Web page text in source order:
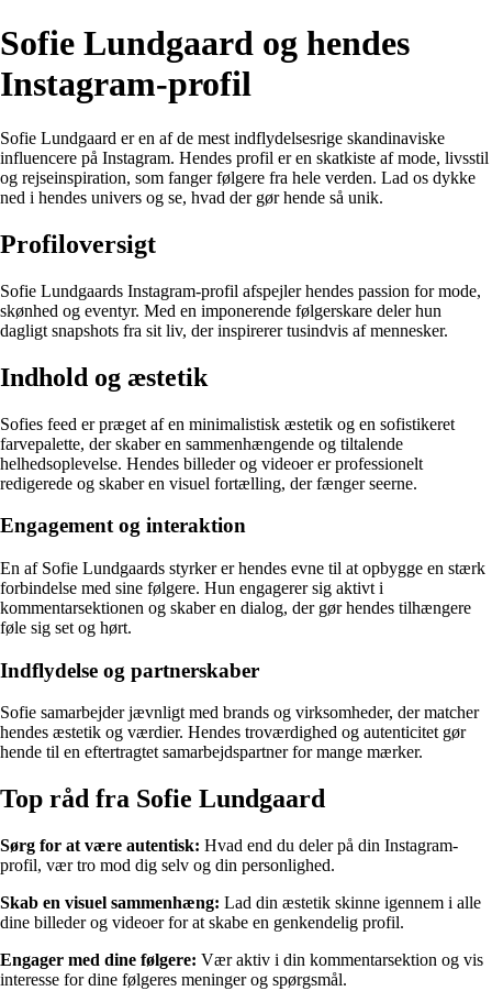
Sofie Lundgaard og hendes
Instagram-profil
Sofie Lundgaard er en af de mest indflydelsesrige skandinaviske
influencere på Instagram. Hendes profil er en skatkiste af mode, livsstil
og rejseinspiration, som fanger følgere fra hele verden. Lad os dykke
ned i hendes univers og se, hvad der gør hende så unik.
Profiloversigt
Sofie Lundgaards Instagram-profil afspejler hendes passion for mode,
skønhed og eventyr. Med en imponerende følgerskare deler hun
dagligt snapshots fra sit liv, der inspirerer tusindvis af mennesker.
Indhold og æstetik
Sofies feed er præget af en minimalistisk æstetik og en sofistikeret
farvepalette, der skaber en sammenhængende og tiltalende
helhedsoplevelse. Hendes billeder og videoer er professionelt
redigerede og skaber en visuel fortælling, der fænger seerne.
Engagement og interaktion
En af Sofie Lundgaards styrker er hendes evne til at opbygge en stærk
forbindelse med sine følgere. Hun engagerer sig aktivt i
kommentarsektionen og skaber en dialog, der gør hendes tilhængere
føle sig set og hørt.
Indflydelse og partnerskaber
Sofie samarbejder jævnligt med brands og virksomheder, der matcher
hendes æstetik og værdier. Hendes troværdighed og autenticitet gør
hende til en eftertragtet samarbejdspartner for mange mærker.
Top råd fra Sofie Lundgaard
Sørg for at være autentisk: Hvad end du deler på din Instagram-
profil, vær tro mod dig selv og din personlighed.
Skab en visuel sammenhæng: Lad din æstetik skinne igennem i alle
dine billeder og videoer for at skabe en genkendelig profil.
Engager med dine følgere: Vær aktiv i din kommentarsektion og vis
interesse for dine følgeres meninger og spørgsmål.